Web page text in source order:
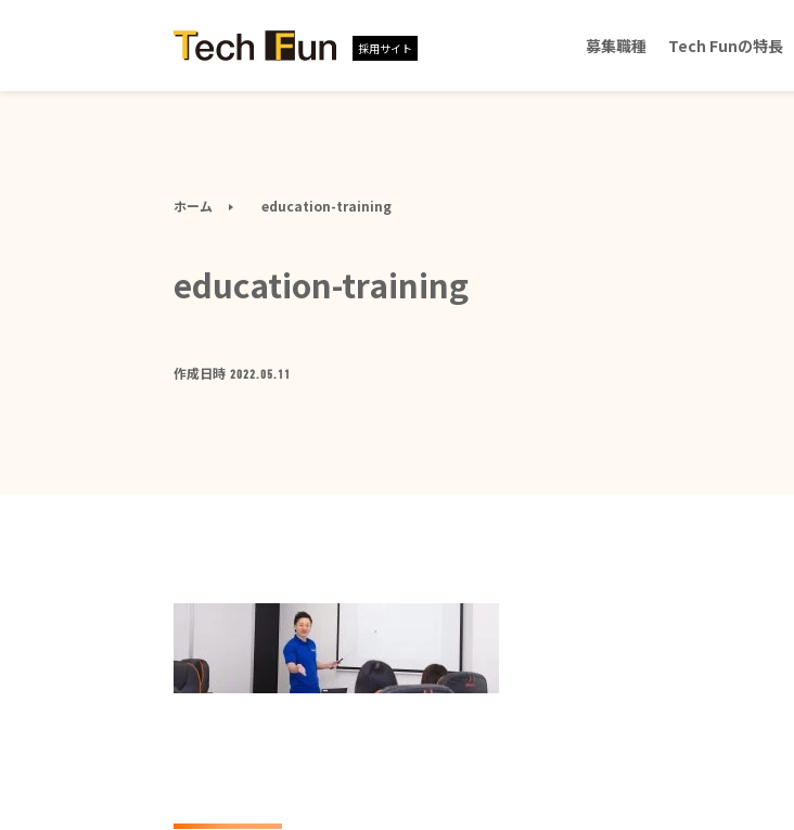
採用サイト 募集職種 Tech Funの特長
ホーム education-training
education-training
作成日時 2022.05.11